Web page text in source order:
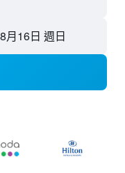
8月16日 週日